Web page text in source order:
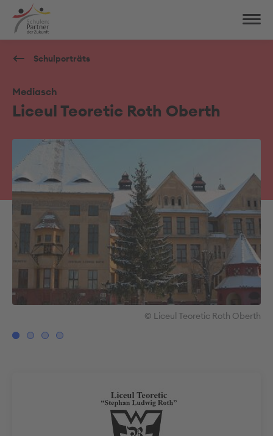
Schulporträts
Mediasch
Liceul Teoretic Roth Oberth
© Liceul Teoretic Roth Oberth